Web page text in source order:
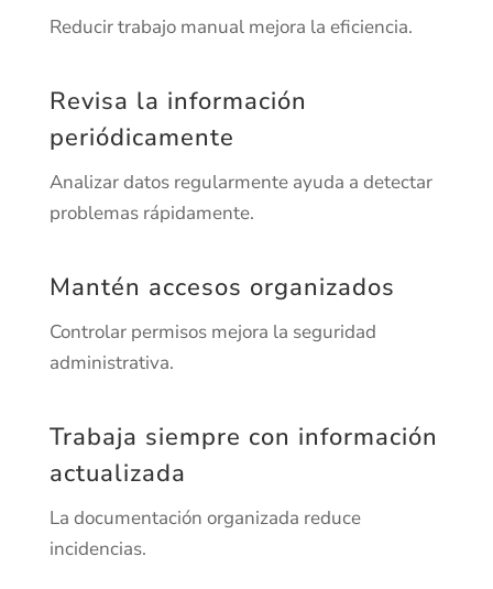
Reducir trabajo manual mejora la eficiencia.
Revisa la información
periódicamente
Analizar datos regularmente ayuda a detectar
problemas rápidamente.
Mantén accesos organizados
Controlar permisos mejora la seguridad
administrativa.
Trabaja siempre con información
actualizada
La documentación organizada reduce
incidencias.